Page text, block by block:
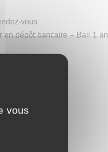
vous
en dépôt bancaire – Bail 1 an
vous